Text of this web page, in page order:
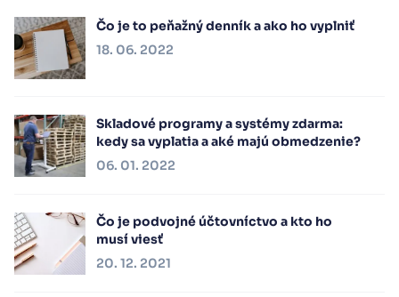
Čo je to peňažný denník a ako ho vyplniť
18. 06. 2022
Skladové programy a systémy zdarma:
kedy sa vyplatia a aké majú obmedzenie?
06. 01. 2022
Čo je podvojné účtovníctvo a kto ho
musí viesť
20. 12. 2021